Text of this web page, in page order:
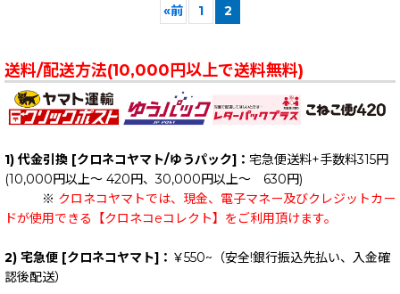
«前 1 2
送料/配送方法(10,000円以上で送料無料)
1) 代金引換 [クロネコヤマト/ゆうパック]： 宅急便送料+手数料315円
(10,000円以上～ 420円、30,000円以上～ 630円)
※ クロネコヤマトでは、現金、電子マネー及びクレジットカー
ドが使用できる【クロネコeコレクト】をご利用頂けます。
2) 宅急便 [クロネコヤマト]： ￥550~（安全!銀行振込先払い、入金確
認後配送）